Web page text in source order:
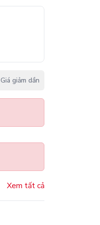
Giá giảm dần
Xem tất cả